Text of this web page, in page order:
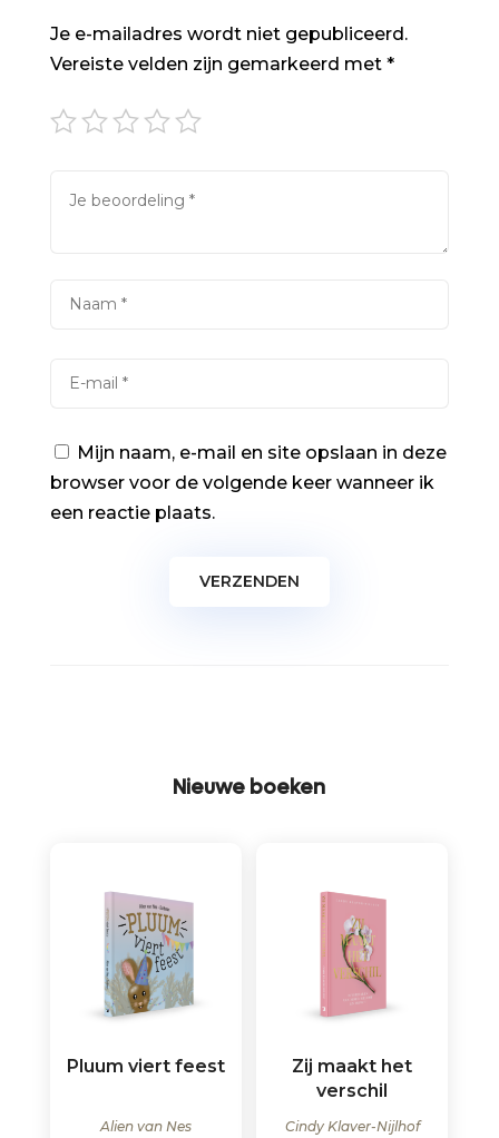
Je e-mailadres wordt niet gepubliceerd.
Vereiste velden zijn gemarkeerd met *
Mijn naam, e-mail en site opslaan in deze
browser voor de volgende keer wanneer ik
een reactie plaats.
Nieuwe boeken
Pluum viert feest
Alien van Nes
Zij maakt het
verschil
Cindy Klaver-Nijlhof